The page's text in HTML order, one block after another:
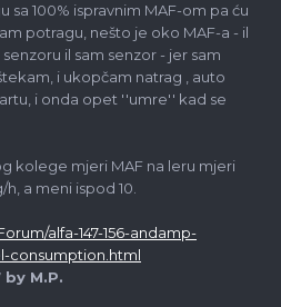
sa 100% ispravnim MAF-om pa ću
potragu, nešto je oko MAF-a - il
il sam senzor - jer sam
i ukopčam natrag , auto
i onda opet ''umre'' kad se
kolege mjeri MAF na leru mjeri
h, a meni ispod 10.
alfa-147-156-andamp-
consumption.html
by M.P.